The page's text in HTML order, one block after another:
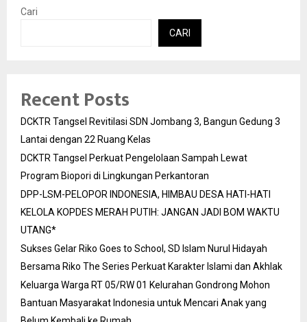
Cari
CARI
Recent Posts
DCKTR Tangsel Revitilasi SDN Jombang 3, Bangun Gedung 3
Lantai dengan 22 Ruang Kelas
DCKTR Tangsel Perkuat Pengelolaan Sampah Lewat
Program Biopori di Lingkungan Perkantoran
DPP-LSM-PELOPOR INDONESIA, HIMBAU DESA HATI-HATI
KELOLA KOPDES MERAH PUTIH: JANGAN JADI BOM WAKTU
UTANG*
Sukses Gelar Riko Goes to School, SD Islam Nurul Hidayah
Bersama Riko The Series Perkuat Karakter Islami dan Akhlak
Keluarga Warga RT 05/RW 01 Kelurahan Gondrong Mohon
Bantuan Masyarakat Indonesia untuk Mencari Anak yang